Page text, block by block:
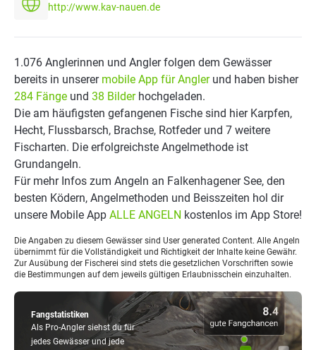
http://www.kav-nauen.de
Fangstatistiken
Als Pro-Angler siehst du für
jedes Gewässer und jede
1.076 Anglerinnen und Angler folgen dem Gewässer
bereits in unserer mobile App für Anglerund haben bisher
284 Fänge und 38 Bilderhochgeladen.
Die am häufigsten gefangenen Fische sind hier Karpfen,
Hecht, Flussbarsch, Brachse, Rotfeder und 7 weitere
Fischarten. Die erfolgreichste Angelmethode ist
Grundangeln.
Für mehr Infos zum Angeln an Falkenhagener See, den
besten Ködern, Angelmethoden und Beisszeiten hol dir
unsere Mobile App ALLE ANGELN kostenlos im App Store!
Die Angaben zu diesem Gewässer sind User generated Content. Alle Angeln
übernimmt für die Vollständigkeit und Richtigkeit der Inhalte keine Gewähr.
Zur Ausübung der Fischerei sind stets die gesetzlichen Vorschriften sowie
die Bestimmungen auf dem jeweils gültigen Erlaubnisschein einzuhalten.